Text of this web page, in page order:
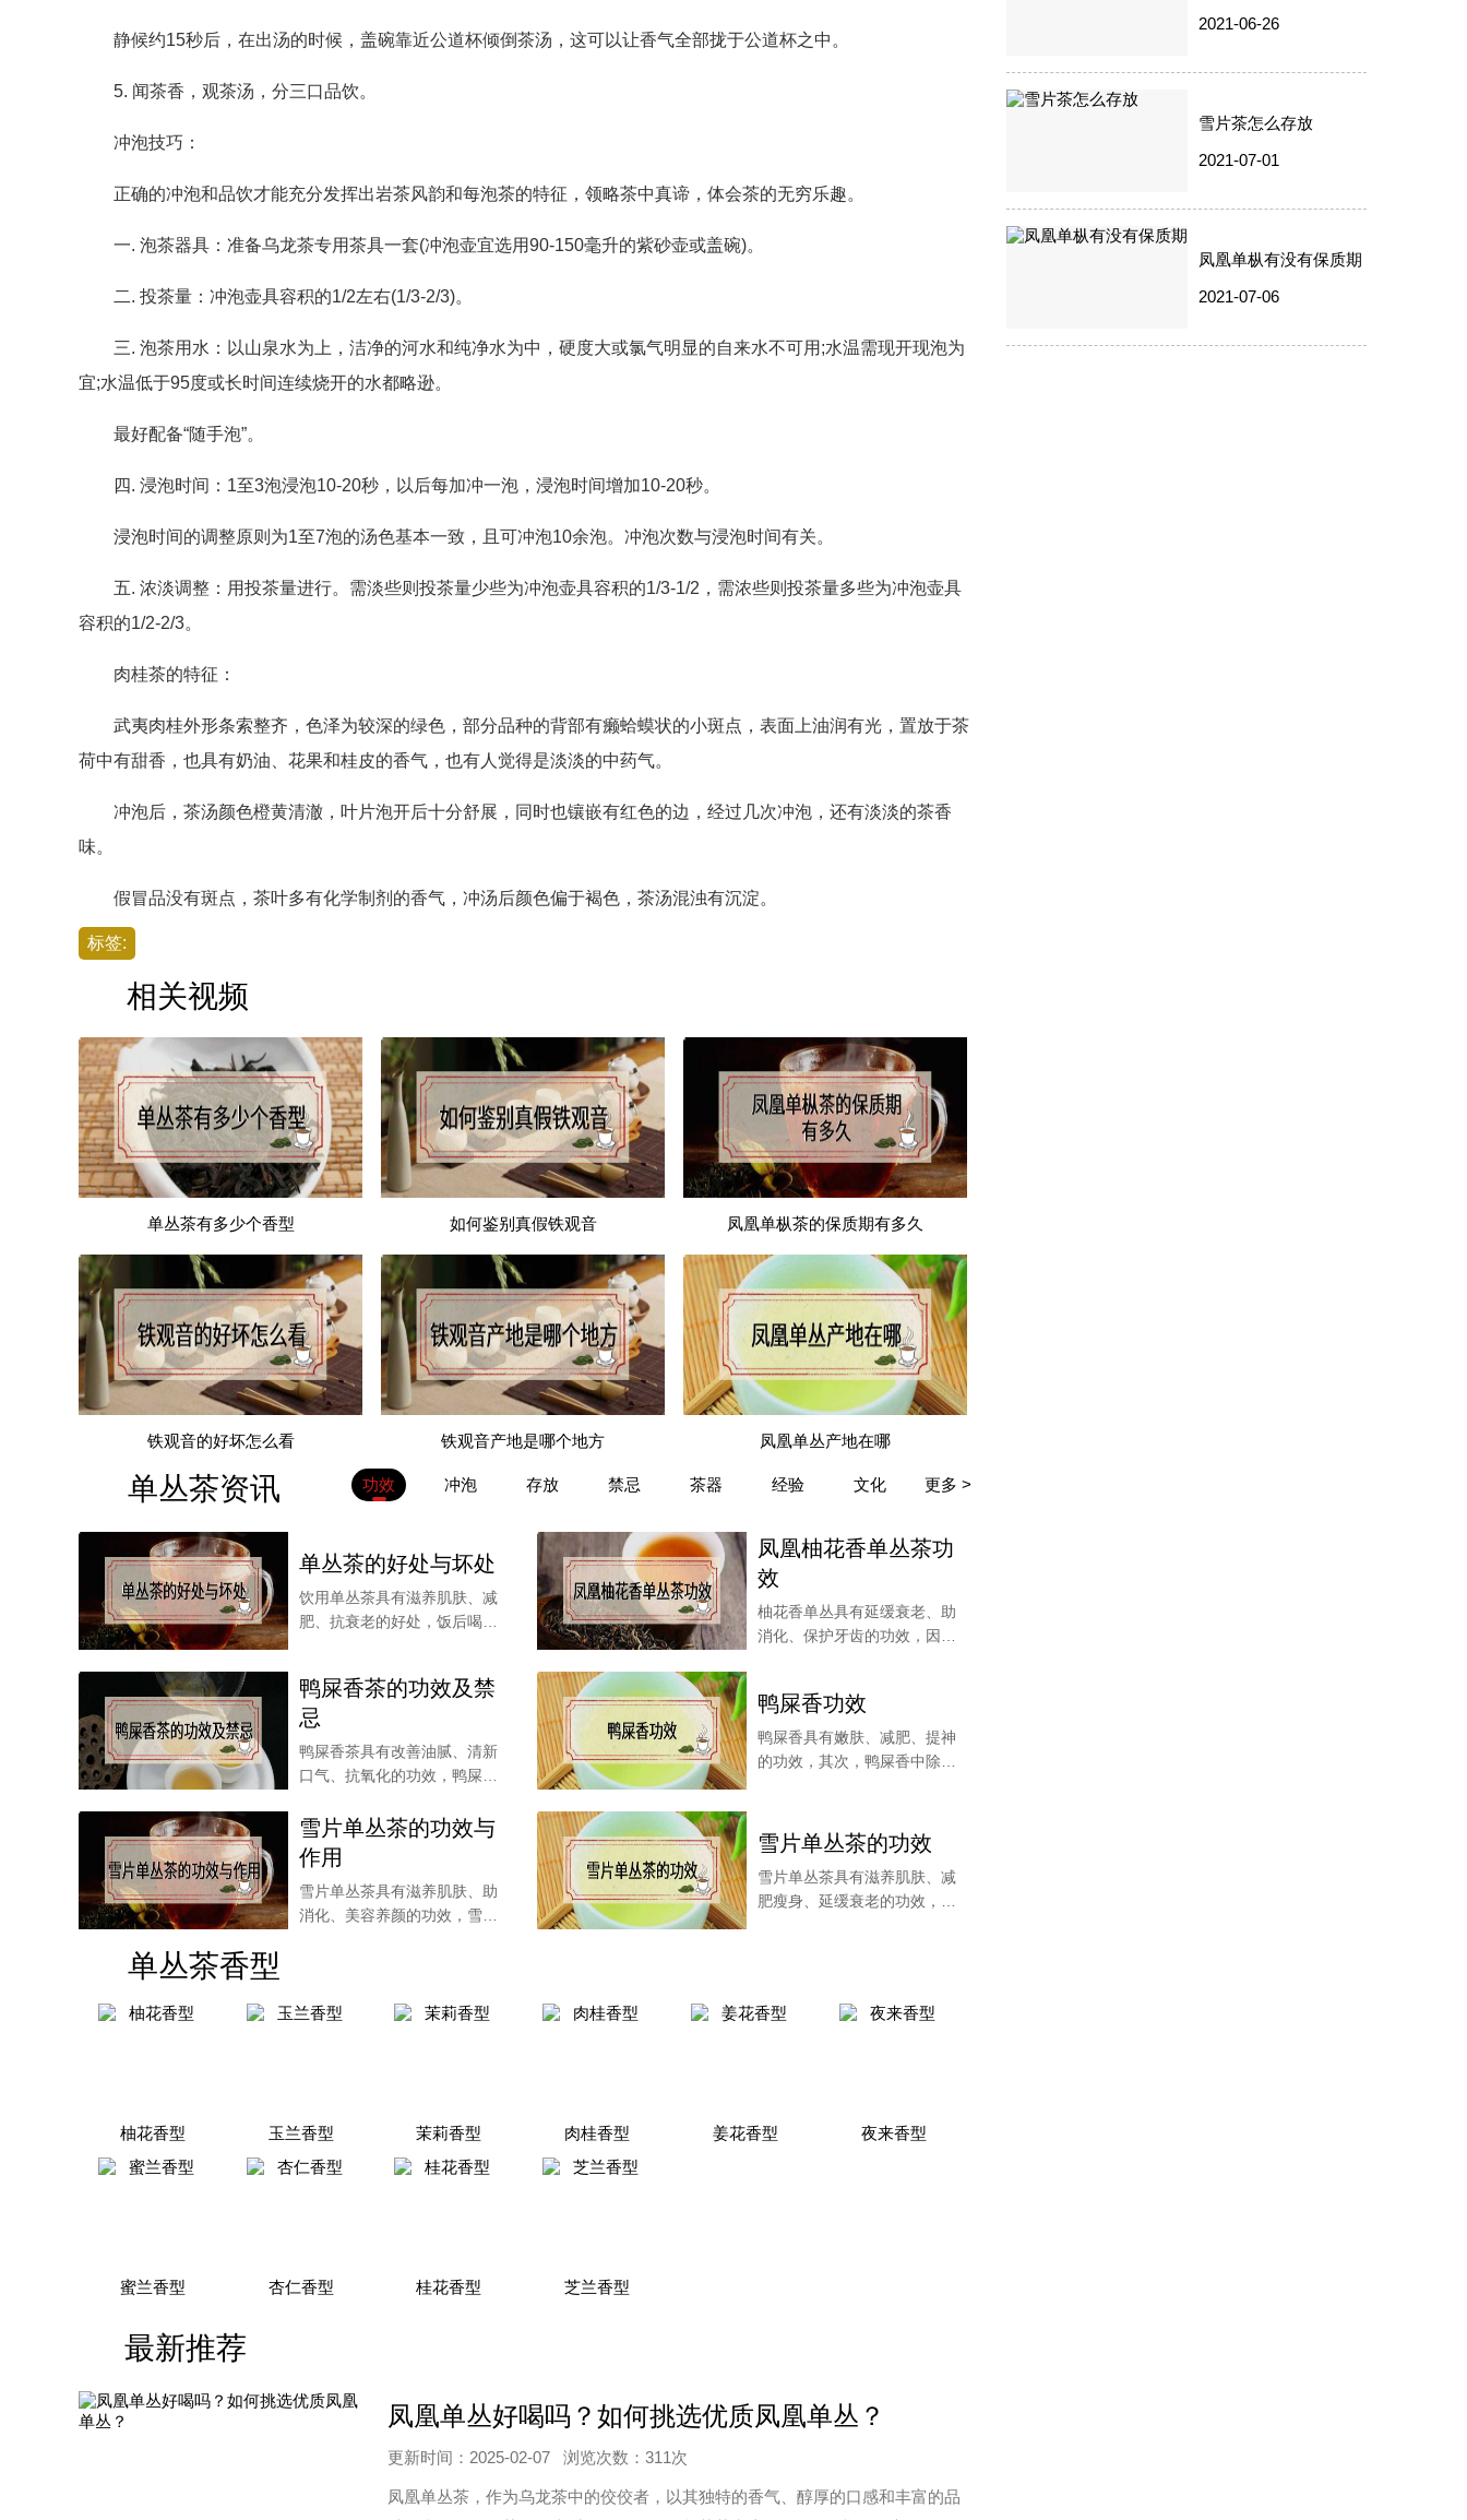
静候约15秒后，在出汤的时候，盖碗靠近公道杯倾倒茶汤，这可以让香气全部拢于公道杯之中。
5. 闻茶香，观茶汤，分三口品饮。
冲泡技巧：
正确的冲泡和品饮才能充分发挥出岩茶风韵和每泡茶的特征，领略茶中真谛，体会茶的无穷乐趣。
一. 泡茶器具：准备乌龙茶专用茶具一套(冲泡壶宜选用90-150毫升的紫砂壶或盖碗)。
二. 投茶量：冲泡壶具容积的1/2左右(1/3-2/3)。
三. 泡茶用水：以山泉水为上，洁净的河水和纯净水为中，硬度大或氯气明显的自来水不可用;水温需现开现泡为
宜;水温低于95度或长时间连续烧开的水都略逊。
最好配备“随手泡”。
四. 浸泡时间：1至3泡浸泡10-20秒，以后每加冲一泡，浸泡时间增加10-20秒。
浸泡时间的调整原则为1至7泡的汤色基本一致，且可冲泡10余泡。冲泡次数与浸泡时间有关。
五. 浓淡调整：用投茶量进行。需淡些则投茶量少些为冲泡壶具容积的1/3-1/2，需浓些则投茶量多些为冲泡壶具
容积的1/2-2/3。
肉桂茶的特征：
武夷肉桂外形条索整齐，色泽为较深的绿色，部分品种的背部有癞蛤蟆状的小斑点，表面上油润有光，置放于茶
荷中有甜香，也具有奶油、花果和桂皮的香气，也有人觉得是淡淡的中药气。
冲泡后，茶汤颜色橙黄清澈，叶片泡开后十分舒展，同时也镶嵌有红色的边，经过几次冲泡，还有淡淡的茶香
味。
假冒品没有斑点，茶叶多有化学制剂的香气，冲汤后颜色偏于褐色，茶汤混浊有沉淀。
标签:
相关视频
单丛茶有多少个香型 如何鉴别真假铁观音 凤凰单枞茶的保质期有多久
铁观音的好坏怎么看 铁观音产地是哪个地方 凤凰单丛产地在哪
单丛茶资讯 功效 冲泡 存放 禁忌 茶器 经验 文化 更多 >
单丛茶的好处与坏处
饮用单丛茶具有滋养肌肤、减
肥、抗衰老的好处，饭后喝一
凤凰柚花香单丛茶功
效
柚花香单丛具有延缓衰老、助
消化、保护牙齿的功效，因为
鸭屎香茶的功效及禁
忌
鸭屎香茶具有改善油腻、清新
口气、抗氧化的功效，鸭屎香
鸭屎香功效
鸭屎香具有嫩肤、减肥、提神
的功效，其次，鸭屎香中除了
雪片单丛茶的功效与
作用
雪片单丛茶具有滋养肌肤、助
消化、美容养颜的功效，雪片
雪片单丛茶的功效
雪片单丛茶具有滋养肌肤、减
肥瘦身、延缓衰老的功效，茶
单丛茶香型
柚花香型 玉兰香型 茉莉香型 肉桂香型 姜花香型 夜来香型
蜜兰香型 杏仁香型 桂花香型 芝兰香型
最新推荐
凤凰单丛好喝吗？如何挑选优质凤凰单丛？
更新时间：2025-02-07 浏览次数：311次
凤凰单丛茶，作为乌龙茶中的佼佼者，以其独特的香气、醇厚的口感和丰富的品
2021-06-26
雪片茶怎么存放
2021-07-01
凤凰单枞有没有保质期
2021-07-06